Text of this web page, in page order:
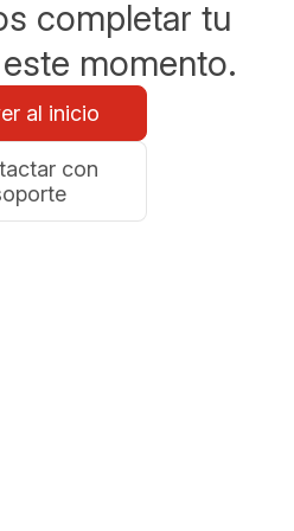
completar tu
momento.
al inicio
con